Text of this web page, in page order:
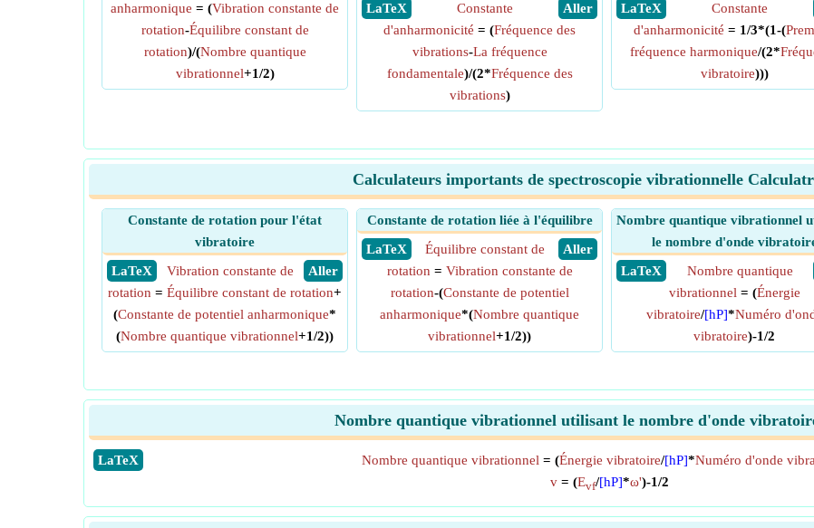
anharmonique = (Vibration constante de
rotation-Équilibre constant de
rotation)/(Nombre quantique
vibrationnel+1/2)
​ LaTeX
​ Aller
Constante
d'anharmonicité = (Fréquence des
vibrations-La fréquence
fondamentale)/(2*Fréquence des
vibrations)
​ LaTeX
Constante
d'anharmonicité = 1/3*(1-(
fréquence harmonique/(2*
vibratoire)))
Calculateurs importants de spectroscopie vibrationnelle
Constante de rotation pour l'état
vibratoire
​ LaTeX
​ Aller
Vibration constante de
rotation = Équilibre constant de rotation+
(Constante de potentiel anharmonique*
(Nombre quantique vibrationnel+1/2))
Constante de rotation liée à l'équilibre
​ LaTeX
​ Aller
Équilibre constant de
rotation = Vibration constante de
rotation-(Constante de potentiel
anharmonique*(Nombre quantique
vibrationnel+1/2))
Nombre quantique vibrationnel
le nombre d'onde
​ LaTeX
Nombre quantique
vibrationnel = (Énergie
vibratoire/[hP]*Numéro
vibratoire)-1/2
Nombre quantique vibrationnel utilisant le nombre d'onde
​LaTeX Nombre quantique vibrationnel = (Énergie vibratoire/[hP]*Numéro d'onde
v= (Evf/[hP]*ω')-1/2